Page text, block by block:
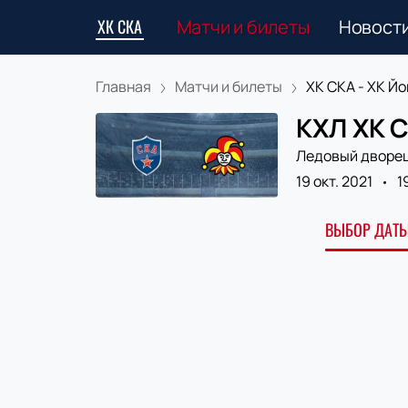
ХК СКА Матчи и билеты
Главная Матчи и билеты ХК СКА - ХК
КХЛ ХК
Ледовый
19 окт. 2021
ВЫБОР